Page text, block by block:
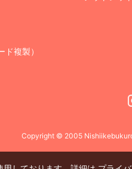
複製）
Copyright © 2005